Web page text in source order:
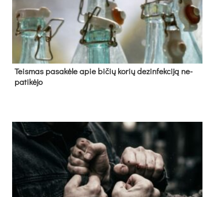
Teis­mas pa­sa­kė­le apie bi­čių ko­rių de­zin­fek­ci­ją ne­
pa­ti­kė­jo